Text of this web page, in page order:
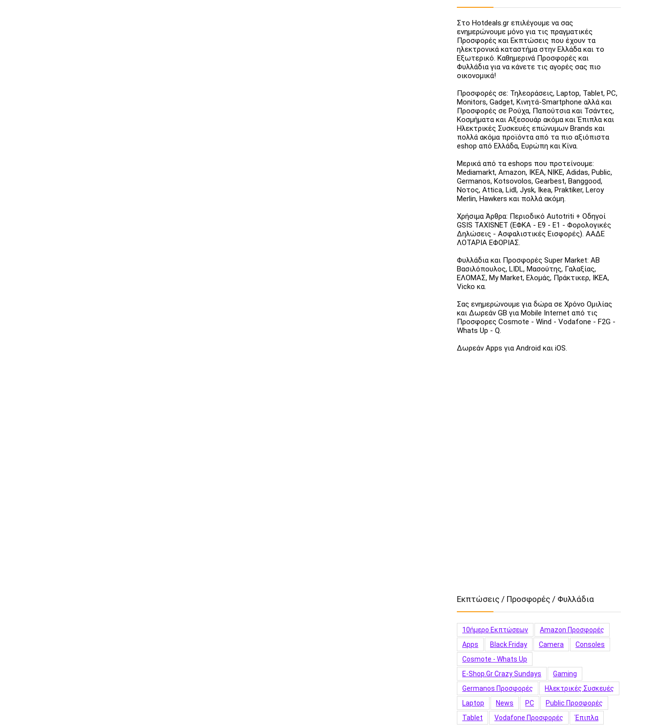
Στο Hotdeals.gr επιλέγουμε να σας
ενημερώνουμε μόνο για τις πραγματικές
Προσφορές και Εκπτώσεις που έχουν τα
ηλεκτρονικά καταστήμα στην Ελλάδα και το
Εξωτερικό. Καθημερινά Προσφορές και
Φυλλάδια για να κάνετε τις αγορές σας πιο
οικονομικά!
Προσφορές σε: Τηλεοράσεις, Laptop, Tablet, PC,
Monitors, Gadget, Κινητά-Smartphone αλλά και
Προσφορές σε Ρούχα, Παπούτσια και Τσάντες,
Κοσμήματα και Αξεσουάρ ακόμα και Έπιπλα και
Ηλεκτρικές Συσκευές επώνυμων Brands και
πολλά ακόμα προϊόντα από τα πιο αξιόπιστα
eshop από Ελλάδα, Ευρώπη και Κίνα.
Μερικά από τα eshops που προτείνουμε:
Mediamarkt, Amazon, IKEA, NIKE, Adidas, Public,
Germanos, Kotsovolos, Gearbest, Banggood,
Νοτος, Attica, Lidl, Jysk, Ikea, Praktiker, Leroy
Merlin, Hawkers και πολλά ακόμη.
Χρήσιμα Άρθρα: Περιοδικό Autotriti + Οδηγοί
GSIS TAXISNET (ΕΦΚΑ - Ε9 - Ε1 - Φορολογικές
Δηλώσεις - Ασφαλιστικές Εισφορές). ΑΑΔΕ
ΛΟΤΑΡΙΑ ΕΦΟΡΙΑΣ.
Φυλλάδια και Προσφορές Super Market: ΑΒ
Βασιλόπουλος, LIDL, Μασούτης, Γαλαξίας,
ΕΛΟΜΑΣ, My Market, Ελομάς, Πράκτικερ, ΙΚΕΑ,
Vicko κα.
Σας ενημερώνουμε για δώρα σε Χρόνο Ομιλίας
και Δωρεάν GB για Mobile Internet από τις
Προσφορες Cosmote - Wind - Vodafone - F2G -
Whats Up - Q.
Δωρεάν Apps για Android και iOS.
Εκπτώσεις / Προσφορές / Φυλλάδια
10ήμερο Εκπτώσεων
Amazon Προσφορές
Apps
Black Friday Camera
Consoles
Cosmote - Whats Up
E-Shop.gr Crazy Sundays
Gaming
Germanos Προσφορές
Hλεκτρικές Συσκευές
Laptop
News PC
Public Προσφορές
Tablet
Vodafone Προσφορές Έπιπλα